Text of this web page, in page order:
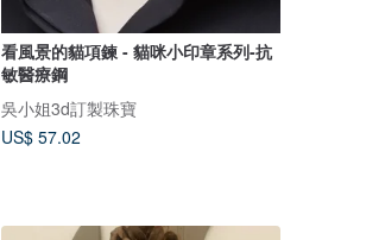
看風景的貓項鍊 - 貓咪小印章系列-抗
敏醫療鋼
吳小姐3d訂製珠寶
US$ 57.02